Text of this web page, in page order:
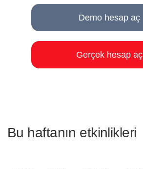
Demo hesap aç
Gerçek hesap aç
Bu haftanın etkinlikleri